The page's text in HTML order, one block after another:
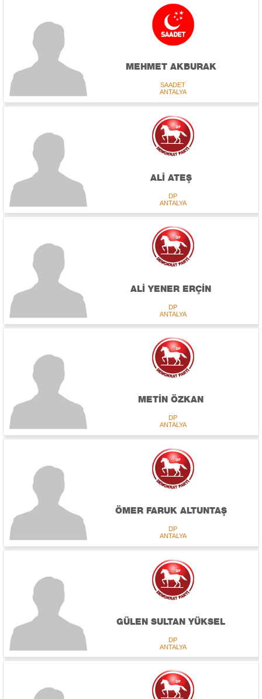
MEHMET AKBURAK
SAADET
ANTALYA
ALİ ATEŞ
DP
ANTALYA
ALİ YENER ERÇİN
DP
ANTALYA
METİN ÖZKAN
DP
ANTALYA
ÖMER FARUK ALTUNTAŞ
DP
ANTALYA
GÜLEN SULTAN YÜKSEL
DP
ANTALYA